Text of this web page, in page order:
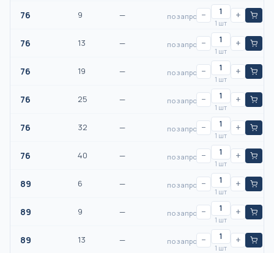
76 9 — по запросу−
1 шт
+
76 13 — по запросу−
1 шт
+
76 19 — по запросу−
1 шт
+
76 25 — по запросу−
1 шт
+
76 32 — по запросу−
1 шт
+
76 40 — по запросу−
1 шт
+
89 6 — по запросу−
1 шт
+
89 9 — по запросу−
1 шт
+
89 13 — по запросу−
1 шт
+